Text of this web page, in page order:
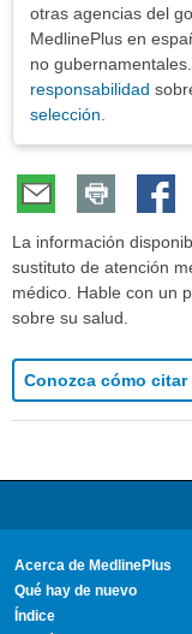
otras agencias del
MedlinePlus en
no
responsabilidad
selección
La información
sustituto de atención
médico. Hable con un
sobre su salud.
Conozca cómo
Acerca de MedlinePlus
Qué hay de nuevo
Índice